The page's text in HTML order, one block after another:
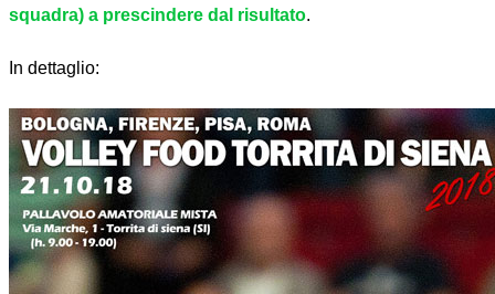
squadra) a prescindere dal risultato.
In dettaglio: